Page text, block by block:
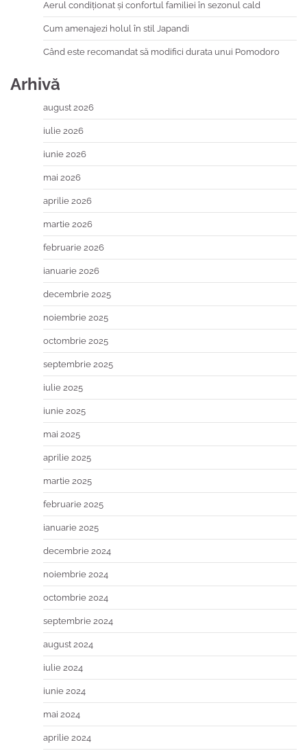
Aerul condiționat și confortul familiei în sezonul cald
Cum amenajezi holul în stil Japandi
Când este recomandat să modifici durata unui Pomodoro
Arhivă
august 2026
iulie 2026
iunie 2026
mai 2026
aprilie 2026
martie 2026
februarie 2026
ianuarie 2026
decembrie 2025
noiembrie 2025
octombrie 2025
septembrie 2025
iulie 2025
iunie 2025
mai 2025
aprilie 2025
martie 2025
februarie 2025
ianuarie 2025
decembrie 2024
noiembrie 2024
octombrie 2024
septembrie 2024
august 2024
iulie 2024
iunie 2024
mai 2024
aprilie 2024